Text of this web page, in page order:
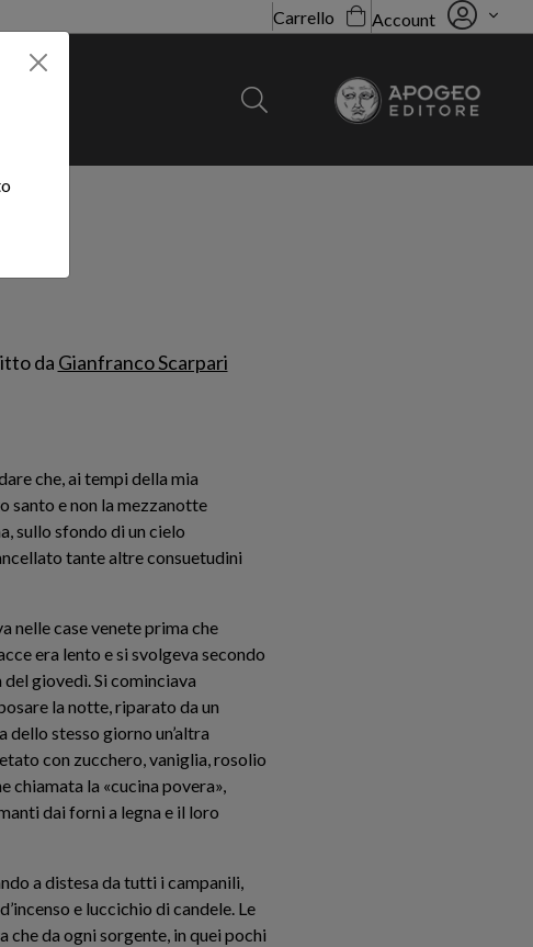
Carrello Account
da Gianfranco Scarpari
che, ai tempi della mia
santo e non la mezzanotte
sullo sfondo di un cielo
tante altre consuetudini
nelle case venete prima che
era lento e si svolgeva secondo
giovedì. Si cominciava
la notte, riparato da un
stesso giorno un’altra
con zucchero, vaniglia, rosolio
chiamata la «cucina povera»,
dai forni a legna e il loro
a distesa da tutti i campanili,
e luccichio di candele. Le
da ogni sorgente, in quei pochi